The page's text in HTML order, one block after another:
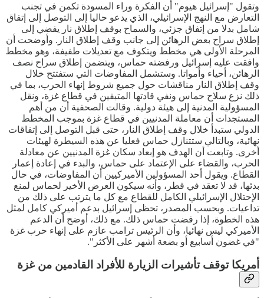
وتقول "إسرائيل هيوم" أن الفكرة وراء المسودة تكمن في تجنب
التعارض مع النهج الإسرائيلي، الذي يدعو حاليا إلى التوصل إلى إتفاق
شامل بدلا من إتفاق جزئي، والسماح بوقف إطلاق نار يفضي إلى
إطلاق سراح بعض الرهائن إلى جانب وقف إطلاق النار. وأوضحت أن
المرحلة الأولى هي مخطط ويتكوف مع تعديلات طفيفة، وهو مخطط
وافقت عليه إسرائيل ورفضته حماس، ويتضمن إطلاق سراح نصف
الرهائن، أحياء وأمواتا. وستشمل المفاوضات التي ستفتتح خلال
وقف إطلاق النار مناقشات حول جميع شروط إنهاء الحرب، بما في
ذلك نزع سلاح حماس ونفي قادتها المتبقين في قطاع غزة، ونقل
المسؤولية المدنية إلى هيئة دولية. وقالت الصحفية أن من أهم
المستجدات أن معاملة المدنيين في قطاع غزة بموجب المخطط
الدولي ستبدأ خلال وقف إطلاق النار، حتى قبل التوصل إلى إتفاقات
نهائية، وبالتالي ستتنازل حماس فعليا عن هذه السيطرة لهيئات
أخرى. وتابعت أن الهدف هو إبعاد سكان غزة المدنيين عن معادلة
الحرب، والقضاء على الإعتماد على حماس، والبدء في إعادة إعمار
القطاع. ويقول أحد المسؤولين الأميركيين أن المفاوضات، في حال
بدئها، قد لا تعقد في قطر، وأنه سيكون العرض الأخير لحماس لمنع
الإحتلال الإسرائيلي الكامل للقطاع مع كل ما يترتب على ذلك من
تداعيات. وبحسب المصدر، تحظى إسرائيل بدعم أميركي كامل لمثل
هذه الخطوة، إذا رفضت حماس ذلك. مع ذلك، أوضح أن الدعم
الأميركي ليس نهائيا، وأن الرئيس ترامب عازم على إنهاء حرب غزة
"في غضون أسابيع أو بضعة أشهر على الأكثر".
أمريكا توقف تأشيرات الزيارة للأفراد القادمين من غزة